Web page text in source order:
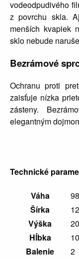
vodeodpudivého
z povrchu skla.
menších kvapiek
sklo nebude
Bezrámové
Ochranu proti
zaisťuje nízka
zásteny.
elegantným
Technické
Váha
Šírka
Výška
Hĺbka
Balenie
2